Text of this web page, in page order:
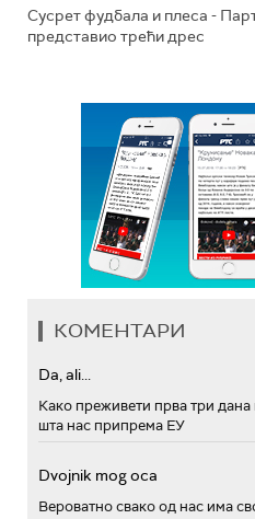
Сусрет фудбала и плеса -
представио трећи дрес
КОМЕНТАРИ
Da, ali...
Како преживети прва три дана
шта нас припрема ЕУ
Dvojnik mog oca
Вероватно свако од нас има